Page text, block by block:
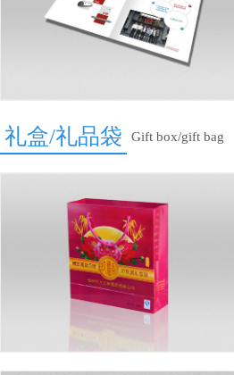
礼盒/礼品袋 Gift box/gift bag